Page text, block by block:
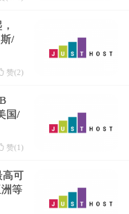
/
赞(2)
国/
赞(1 )
高可
等